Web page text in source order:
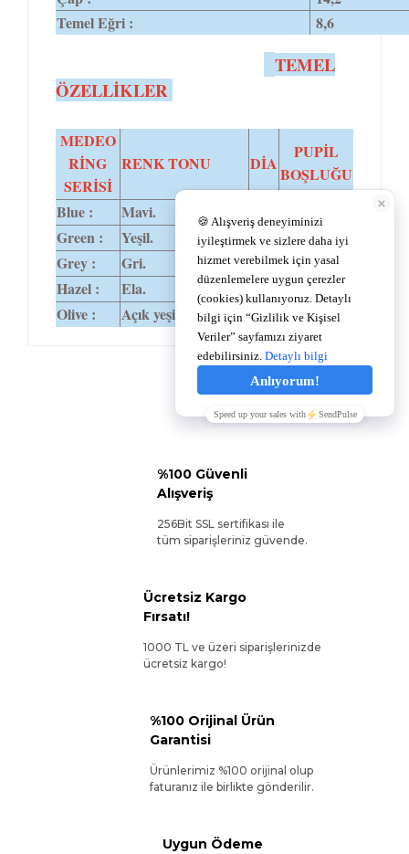
Temel Eğri :
8,6
TEMEL
ÖZELLİKLER
MEDEO
RİNG
SERİSİ
RENK TONU DİA
PUPİL
BOŞLUĞU
Blue :
Mavi.
Green :
Yeşil. 14,2 4,9
Grey :
Gri. 14,2 4,9
Hazel :
Ela. 14,2 4,9
Olive :
Açık yeşil. 14,2 4,9
%100 Güvenli
Alışveriş
256Bit SSL sertifikası ile
tüm siparişleriniz güvende.
Ücretsiz Kargo
Fırsatı!
1000 TL ve üzeri siparişlerinizde
ücretsiz kargo!
%100 Orijinal Ürün
Garantisi
Ürünlerimiz %100 orijinal olup
faturanız ile birlikte gönderilir.
Uygun Ödeme